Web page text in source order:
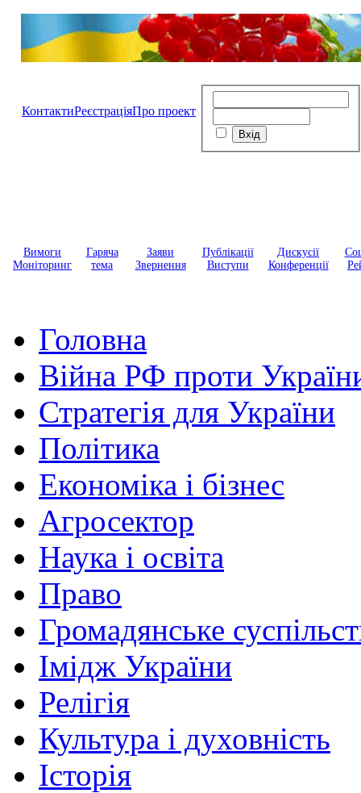
КонтактиРеєстраціяПро проект
Вимоги
Моніторинг
Гаряча
тема
Заяви
Звернення
Публікації
Виступи
Дискусії
Конференції
Головна
Війна РФ проти
Стратегія для України
Політика
Економіка і бізнес
Агросектор
Наука і освіта
Право
Громадянське
Імідж України
Релігія
Культура і духовність
Історія